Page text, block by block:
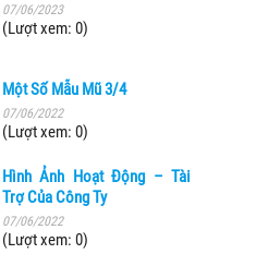
07/06/2023
(Lượt xem: 0)
Một Số Mẫu Mũ 3/4
07/06/2022
(Lượt xem: 0)
Hình Ảnh Hoạt Động – Tài
Trợ Của Công Ty
07/06/2022
(Lượt xem: 0)